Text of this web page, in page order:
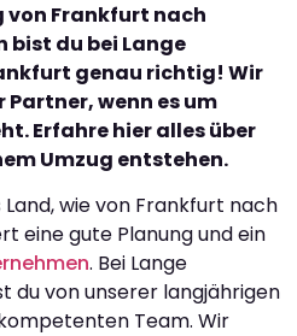
von Frankfurt nach
bist du bei Lange
genau richtig! Wir
wenn es um
Erfahre hier alles über
Umzug entstehen.
Land, wie von Frankfurt nach
eine gute Planung und ein
. Bei Lange
du von unserer langjährigen
Team. Wir